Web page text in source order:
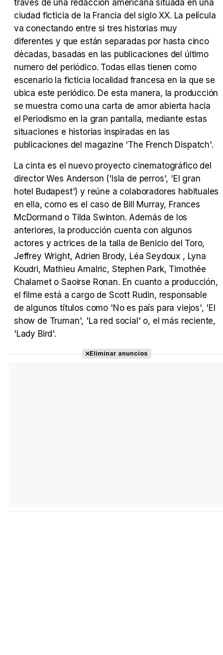
Tráiler Oficial en VOSE 'The Audacity'
través de una redacción americana situada en una
ciudad ficticia de la Francia del siglo XX. La película
va conectando entre si tres historias muy
diferentes y que están separadas por hasta cinco
décadas, basadas en las publicaciones del último
numero del periódico. Todas ellas tienen como
escenario la ficticia localidad francesa en la que se
ubica este periódico. De esta manera, la producción
se muestra como una carta de amor abierta hacia
el Periodismo en la gran pantalla, mediante estas
situaciones e historias inspiradas en las
publicaciones del magazine 'The French Dispatch'.
La cinta es el nuevo proyecto cinematográfico del
director Wes Anderson ('Isla de perros', 'El gran
hotel Budapest') y reúne a colaboradores habituales
en ella, como es el caso de Bill Murray, Frances
McDormand o Tilda Swinton. Además de los
anteriores, la producción cuenta con algunos
actores y actrices de la talla de Benicio del Toro,
Jeffrey Wright, Adrien Brody, Léa Seydoux , Lyna
Koudri, Mathieu Amalric, Stephen Park, Timothée
Chalamet o Saoirse Ronan. En cuanto a producción,
el filme está a cargo de Scott Rudin, responsable
de algunos títulos como 'No es país para viejos', 'El
show de Truman', 'La red social' o, el más reciente,
'Lady Bird'.
Eliminar anuncios